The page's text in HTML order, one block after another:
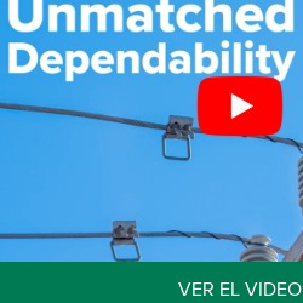
VER EL VIDEO